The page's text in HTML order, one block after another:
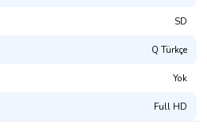
SD
Q Türkçe
Yok
Full HD